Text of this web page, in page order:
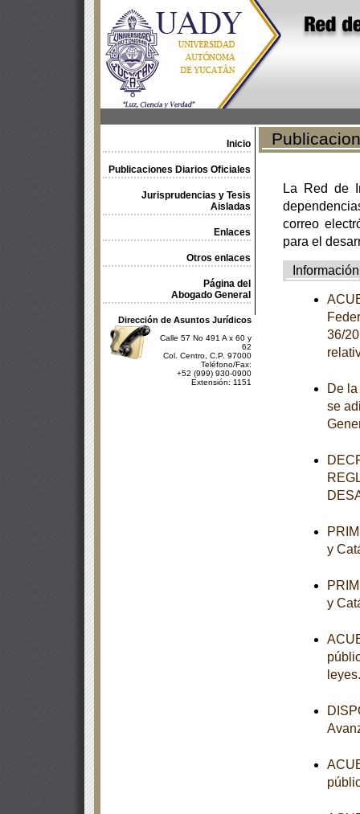
Inicio
Publicaciones Diarios Oficiales
Jurisprudencias y Tesis
Aisladas
Enlaces
Otros enlaces
Página del
Abogado General
Dirección de Asuntos Jurídicos
Calle 57 No 491 A x 60 y
62
Col. Centro, C.P. 97000
Teléfono/Fax:
+52 (999) 930-0900
Extensión: 1151
La Red de
correo
para el
Información
36/
De
se
y
y